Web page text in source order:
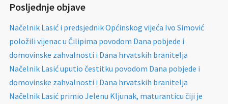
Posljednje objave
Načelnik Lasić i predsjednik Općinskog vijeća Ivo Simović
položili vijenac u Čilipima povodom Dana pobjede i
domovinske zahvalnosti i Dana hrvatskih branitelja
Načelnik Lasić uputio čestitku povodom Dana pobjede i
domovinske zahvalnosti i Dana hrvatskih branitelja
Načelnik Lasić primio Jelenu Kljunak, maturanticu čiji je